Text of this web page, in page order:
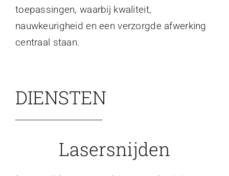
toepassingen, waarbij kwaliteit,
nauwkeurigheid en een verzorgde afwerking
centraal staan.
DIENSTEN
Lasersnijden